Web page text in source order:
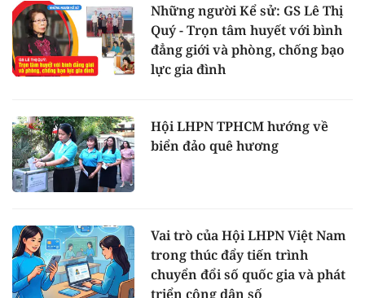
Những người Kể sử: GS Lê Thị
Quý - Trọn tâm huyết với bình
đẳng giới và phòng, chống bạo
lực gia đình
Hội LHPN TPHCM hướng về
biển đảo quê hương
Vai trò của Hội LHPN Việt Nam
trong thúc đẩy tiến trình
chuyển đổi số quốc gia và phát
triển công dân số